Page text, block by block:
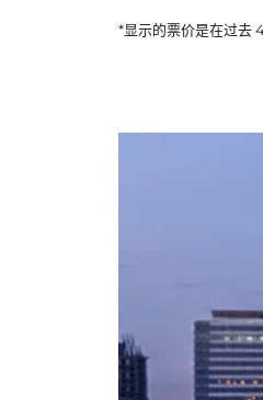
*显示的票价是在过去